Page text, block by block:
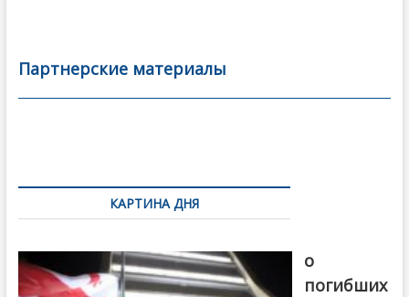
b
o
er l
а
в
Партнерские материалы
по
записямКАРТИНА ДНЯ
о
погибших